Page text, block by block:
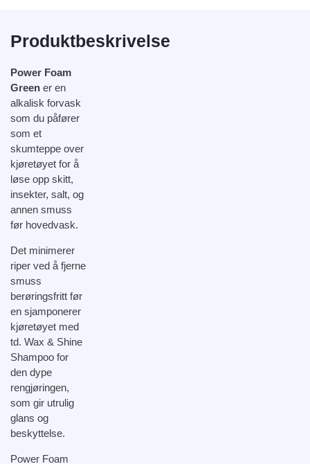
Produktbeskrivelse
Power Foam
Green er en
alkalisk forvask
som du påfører
som et
skumteppe over
kjøretøyet for å
løse opp skitt,
insekter, salt, og
annen smuss
før hovedvask.
Det minimerer
riper ved å fjerne
smuss
berøringsfritt før
en sjamponerer
kjøretøyet med
td. Wax & Shine
Shampoo for
den dype
rengjøringen,
som gir utrulig
glans og
beskyttelse.
Power Foam